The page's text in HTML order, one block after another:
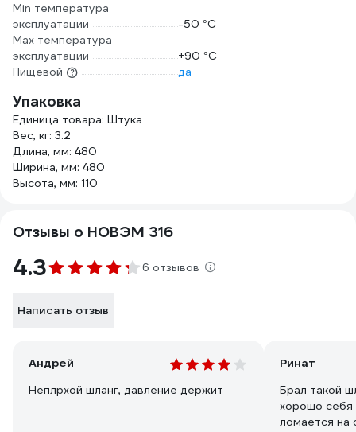
Min температура
эксплуатации
-50 °С
Мах температура
эксплуатации
+90 °С
Пищевой
да
Упаковка
Единица товара: Штука
Вес, кг: 3.2
Длина, мм: 480
Ширина, мм: 480
Высота, мм: 110
Отзывы о НОВЭМ 316
4.3 6 отзывов
Написать отзыв
Андрей
Неплрхой шланг, давление держит
Ринат
Брал такой
хорошо себя
ломается на